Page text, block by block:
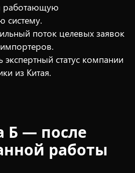
работающую
систему.
поток целевых заявок
статус компании
из Китая.
Б — после
работы